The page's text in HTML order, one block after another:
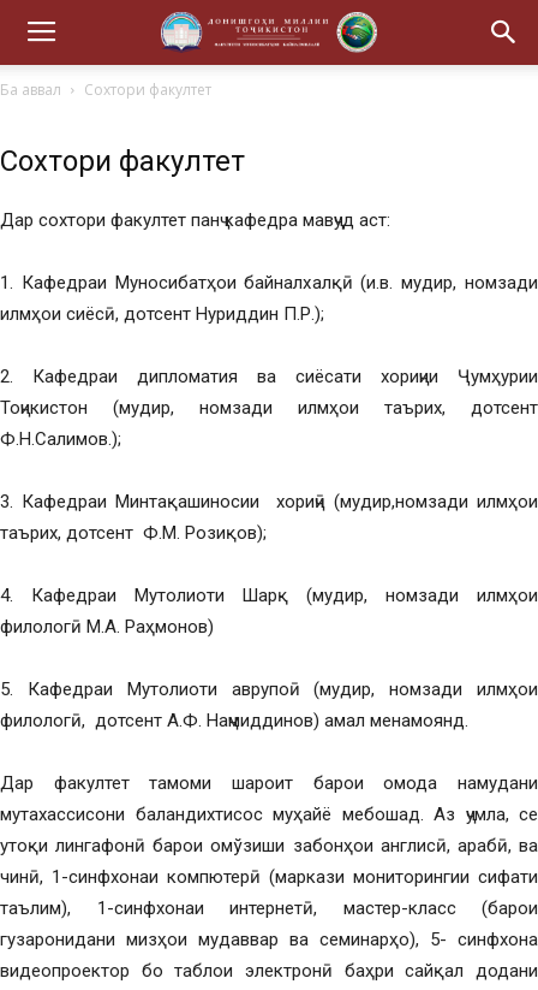
Ба аввал Сохтори факултет
Сохтори факултет
Дар сохтори факултет панҷ кафедра мавҷуд аст:
1. Кафедраи Муносибатҳои байналхалқӣ (и.в. мудир, номзади
илмҳои сиёсӣ, дотсент Нуриддин П.Р.);
2. Кафедраи дипломатия ва сиёсати хориҷии Ҷумҳурии
Тоҷикистон (мудир, номзади илмҳои таърих, дотсент
Ф.Н.Салимов.);
3. Кафедраи Минтақашиносии хориҷӣ (мудир,номзади илмҳои
таърих, дотсент Ф.М. Розиқов);
4. Кафедраи Мутолиоти Шарқ (мудир, номзади илмҳои
филологӣ М.А. Раҳмонов)
5. Кафедраи Мутолиоти аврупоӣ (мудир, номзади илмҳои
филологӣ, дотсент А.Ф. Наҷмиддинов) амал менамоянд.
Дар факултет тамоми шароит барои омода намудани
мутахассисони баландихтисос муҳайё мебошад. Аз ҷумла, се
утоқи лингафонӣ барои омўзиши забонҳои англисӣ, арабӣ, ва
чинӣ, 1-синфхонаи компютерӣ (маркази мониторингии сифати
таълим), 1-синфхонаи интернетӣ, мастер-класс (барои
гузаронидани мизҳои мудаввар ва семинарҳо), 5- синфхона
видеопроектор бо таблои электронӣ баҳри сайқал додани